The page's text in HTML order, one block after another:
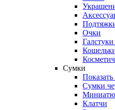
Очки
Сумки
Показать
Сумки
Клатчи